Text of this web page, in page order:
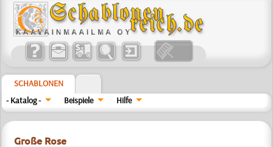
SCHABLONEN
- Katalog -
Beispiele Hilfe
Große Rose